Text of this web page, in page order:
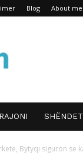
Blog About me
RAJONI SHËNDET
Bytyqi siguron se